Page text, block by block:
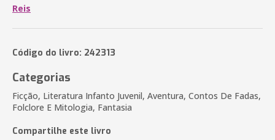
Reis
Código do livro: 242313
Categorias
Ficção, Literatura Infanto Juvenil, Aventura, Contos De Fadas,
Folclore E Mitologia, Fantasia
Compartilhe este livro